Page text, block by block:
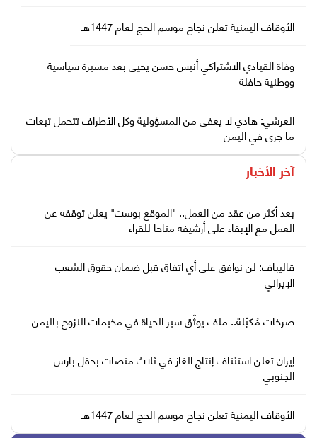
الأوقاف اليمنية تعلن نجاح موسم الحج لعام 1447هـ
وفاة القيادي الاشتراكي أنيس حسن يحيى بعد مسيرة سياسية
ووطنية حافلة
العرشي: هادي لا يعفى من المسؤولية وكل الأطراف تتحمل تبعات
ما جرى في اليمن
آخر الأخبار
بعد أكثر من عقد من العمل.. "الموقع بوست" يعلن توقفه عن
العمل مع الإبقاء على أرشيفه متاحا للقراء
قاليباف: لن نوافق على أي اتفاق قبل ضمان حقوق الشعب
الإيراني
صرخات مُكبّلة.. ملف يوثّق سير الحياة في مخيمات النزوح باليمن
إيران تعلن استئناف إنتاج الغاز في ثلاث منصات بحقل بارس
الجنوبي
الأوقاف اليمنية تعلن نجاح موسم الحج لعام 1447هـ